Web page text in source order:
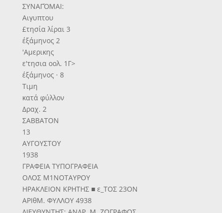
ΣΥΝΑΓΌΜΑΙ:
Αιγυπτου
£τησία λίραι 3
έξάμηνος 2
'Αμερικης
ε'τησια οολ. 1Γ>
έξάμηνος · 8
Τιμη
κατά φύλλον
Δραχ. 2
ΣΑΒΒΑΤΟΝ
13
ΑΥΓΟΥΣΤΟΥ
1938
ΓΡΑΦΕΙΑ ΤΥΠΟΓΡΑΦΕΙΑ
ΟΛΟΣ Μ1ΝΟΤΑΥΡΟΥ
ΗΡΑΚΛΕΙΟΝ ΚΡΗΤΗΣ ■ ε_ΤΟΣ 23ΟΝ
ΑΡΙθΜ. ΦΥΛΛΟΥ 4938